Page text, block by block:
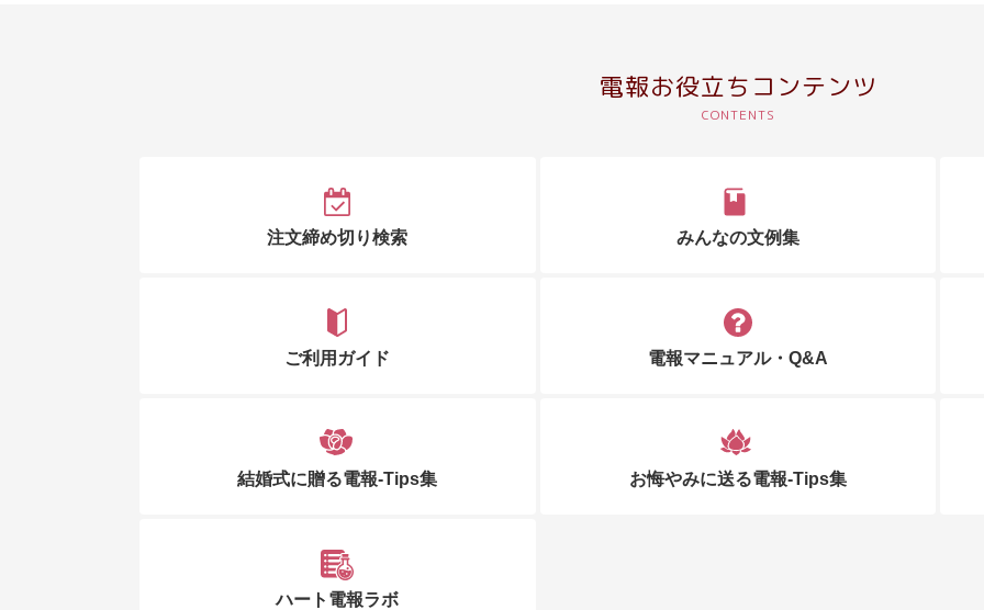
電報お役立ちコンテンツ
注文締め切り検索 みんなの文例集
ご利用ガイド 電報マニュアル・Q&A
結婚式に贈る電報-Tips集 お悔やみに送る電報-Tips集
ハート電報ラボ